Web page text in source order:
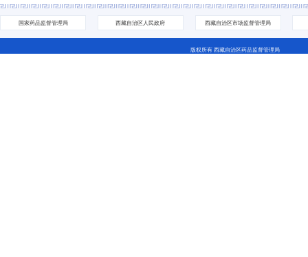
国家药品监督管理局 西藏自治区人民政府 西藏自治区市场监督管理局
版权所有 西藏自治区药品监督管理局